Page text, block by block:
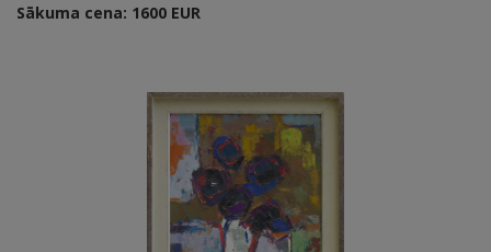
Sākuma cena: 1600 EUR